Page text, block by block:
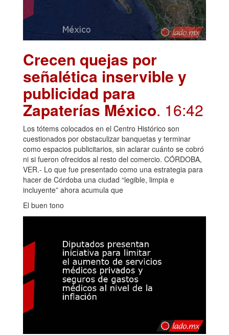
Crecen quejas por
señalética inservible y
publicidad para
Zapaterías México. 16:42
Los tótems colocados en el Centro Histórico son
cuestionados por obstaculizar banquetas y terminar
como espacios publicitarios, sin aclarar cuánto se cobró
ni si fueron ofrecidos al resto del comercio. CÓRDOBA,
VER.- Lo que fue presentado como una estrategia para
hacer de Córdoba una ciudad “legible, limpia e
incluyente” ahora acumula que
El buen tono